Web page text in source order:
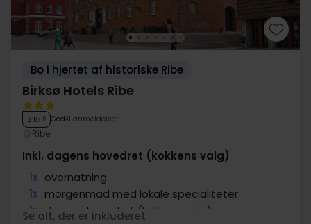
Bo i hjertet af historiske Ribe
Birksø Hotels Ribe
3.8/ 5 God 11 anmeldelser
Ribe
Inkl. dagens hovedret (kokkens valg)
1x overnatning
1x morgenmad med lokale specialiteter
1x dagens hovedret (kokkens valg)
Se alt, der er inkluderet